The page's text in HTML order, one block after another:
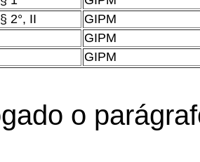
2°, II
GIPM
GIPM
GIPM
o